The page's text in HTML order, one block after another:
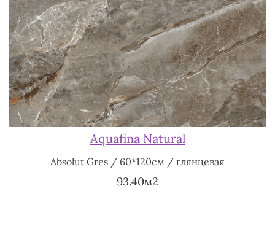
Aquafina Natural
Absolut Gres / 60*120см / глянцевая
93.40м2